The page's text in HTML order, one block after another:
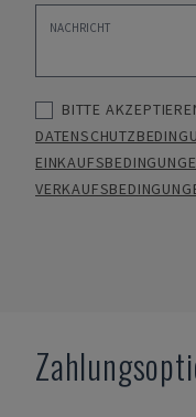
BITTE